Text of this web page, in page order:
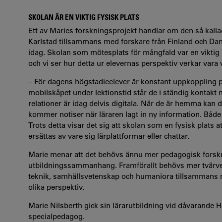
SKOLAN ÄR EN VIKTIG FYSISK PLATS
Ett av Maries forskningsprojekt handlar om den så
Karlstad tillsammans med forskare från Finland och
idag. Skolan som mötesplats för mångfald var en
och vi ser hur detta ur elevernas perspektiv verkar vara
– För dagens högstadieelever är konstant
mobilskåpet under lektionstid står de i ständig kontakt
relationer är idag delvis digitala. När de är hemma
kommer notiser när läraren lagt in ny information.
Trots detta visar det sig att skolan som en fysisk plats
ersättas av vare sig lärplattformar eller chattar.
Marie menar att det behövs ännu mer pedagogisk
utbildningssammanhang. Framförallt behövs mer
teknik, samhällsvetenskap och humaniora
olika perspektiv.
Marie Nilsberth gick sin lärarutbildning vid dåvarande
specialpedagog.